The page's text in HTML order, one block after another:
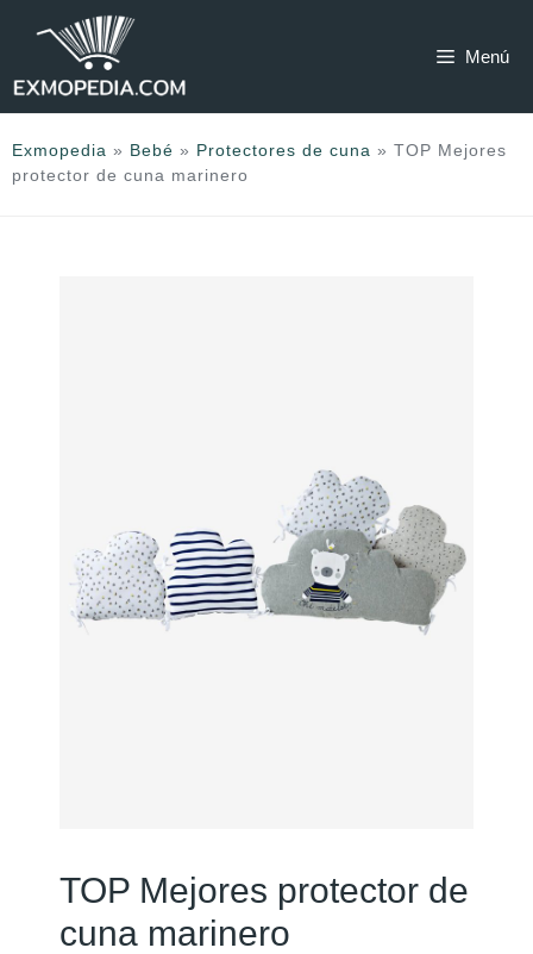
Menú
Exmopedia » Bebé » Protectores de cuna » TOP Mejores
protector de cuna marinero
TOP Mejores protector de
cuna marinero